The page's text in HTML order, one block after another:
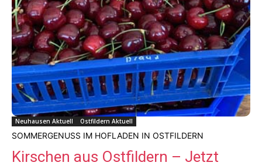
Neuhausen Aktuell Ostfildern Aktuell
SOMMERGENUSS IM HOFLADEN IN OSTFILDERN
Kirschen aus Ostfildern – Jetzt